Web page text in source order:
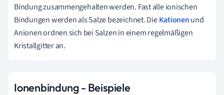
Bindung zusammengehalten werden. Fast alle ionischen
Bindungen werden als Salze bezeichnet. DieKationenund
Anionen ordnen sich bei Salzen in einem regelmäßigen
Kristallgitter an.
Ionenbindung - Beispiele